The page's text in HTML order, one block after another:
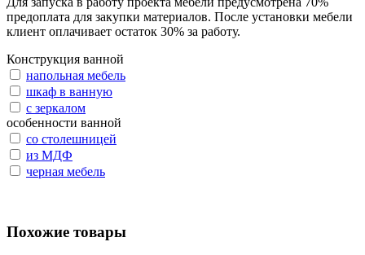
предоплата для закупки материалов. После установки мебели
клиент оплачивает остаток 30% за работу.
Конструкция ванной
напольная мебель
шкаф в ванную
с зеркалом
особенности ванной
со столешницей
из МДФ
черная мебель
Похожие товары